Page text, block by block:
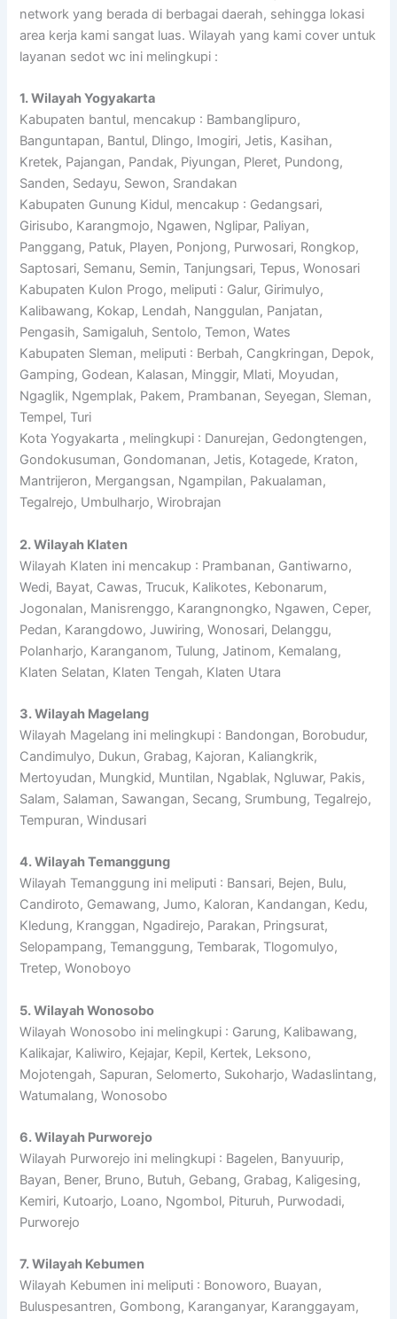
network yang berada di berbagai daerah, sehingga lokasi
area kerja kami sangat luas. Wilayah yang kami cover untuk
layanan sedot wc ini melingkupi :
1. Wilayah Yogyakarta
Kabupaten bantul, mencakup : Bambanglipuro,
Banguntapan, Bantul, Dlingo, Imogiri, Jetis, Kasihan,
Kretek, Pajangan, Pandak, Piyungan, Pleret, Pundong,
Sanden, Sedayu, Sewon, Srandakan
Kabupaten Gunung Kidul, mencakup : Gedangsari,
Girisubo, Karangmojo, Ngawen, Nglipar, Paliyan,
Panggang, Patuk, Playen, Ponjong, Purwosari, Rongkop,
Saptosari, Semanu, Semin, Tanjungsari, Tepus, Wonosari
Kabupaten Kulon Progo, meliputi : Galur, Girimulyo,
Kalibawang, Kokap, Lendah, Nanggulan, Panjatan,
Pengasih, Samigaluh, Sentolo, Temon, Wates
Kabupaten Sleman, meliputi : Berbah, Cangkringan, Depok,
Gamping, Godean, Kalasan, Minggir, Mlati, Moyudan,
Ngaglik, Ngemplak, Pakem, Prambanan, Seyegan, Sleman,
Tempel, Turi
Kota Yogyakarta , melingkupi : Danurejan, Gedongtengen,
Gondokusuman, Gondomanan, Jetis, Kotagede, Kraton,
Mantrijeron, Mergangsan, Ngampilan, Pakualaman,
Tegalrejo, Umbulharjo, Wirobrajan
2. Wilayah Klaten
Wilayah Klaten ini mencakup : Prambanan, Gantiwarno,
Wedi, Bayat, Cawas, Trucuk, Kalikotes, Kebonarum,
Jogonalan, Manisrenggo, Karangnongko, Ngawen, Ceper,
Pedan, Karangdowo, Juwiring, Wonosari, Delanggu,
Polanharjo, Karanganom, Tulung, Jatinom, Kemalang,
Klaten Selatan, Klaten Tengah, Klaten Utara
3. Wilayah Magelang
Wilayah Magelang ini melingkupi : Bandongan, Borobudur,
Candimulyo, Dukun, Grabag, Kajoran, Kaliangkrik,
Mertoyudan, Mungkid, Muntilan, Ngablak, Ngluwar, Pakis,
Salam, Salaman, Sawangan, Secang, Srumbung, Tegalrejo,
Tempuran, Windusari
4. Wilayah Temanggung
Wilayah Temanggung ini meliputi : Bansari, Bejen, Bulu,
Candiroto, Gemawang, Jumo, Kaloran, Kandangan, Kedu,
Kledung, Kranggan, Ngadirejo, Parakan, Pringsurat,
Selopampang, Temanggung, Tembarak, Tlogomulyo,
Tretep, Wonoboyo
5. Wilayah Wonosobo
Wilayah Wonosobo ini melingkupi : Garung, Kalibawang,
Kalikajar, Kaliwiro, Kejajar, Kepil, Kertek, Leksono,
Mojotengah, Sapuran, Selomerto, Sukoharjo, Wadaslintang,
Watumalang, Wonosobo
6. Wilayah Purworejo
Wilayah Purworejo ini melingkupi : Bagelen, Banyuurip,
Bayan, Bener, Bruno, Butuh, Gebang, Grabag, Kaligesing,
Kemiri, Kutoarjo, Loano, Ngombol, Pituruh, Purwodadi,
Purworejo
7. Wilayah Kebumen
Wilayah Kebumen ini meliputi : Bonoworo, Buayan,
Buluspesantren, Gombong, Karanganyar, Karanggayam,